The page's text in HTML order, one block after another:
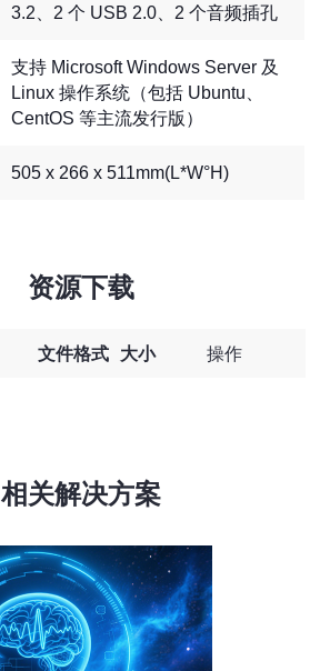
3.2、2 个 USB 2.0、2 个音频插孔
支持 Microsoft Windows Server 及
Linux 操作系统（包括 Ubuntu、
CentOS 等主流发行版）
505 x 266 x 511mm(L*W°H)
资源下载
文件格式 大小 操作
相关解决方案